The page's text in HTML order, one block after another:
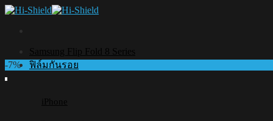
Skip
Samsung Flip Fold 8 Series
ฟิล์มกันรอย
iPhone
-7%